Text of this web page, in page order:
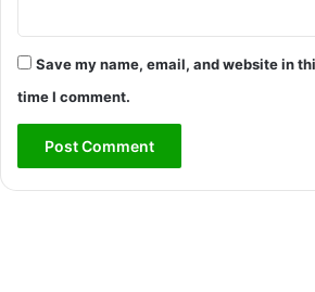
Save my name, email, and website in
time I comment.